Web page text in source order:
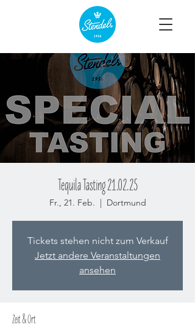
Tequila Tasting 21.02.25
Fr., 21. Feb.
  |
Dortmund
Tickets stehen nicht zum Verkauf
Jetzt andere Veranstaltungen
ansehen
Zeit & Ort